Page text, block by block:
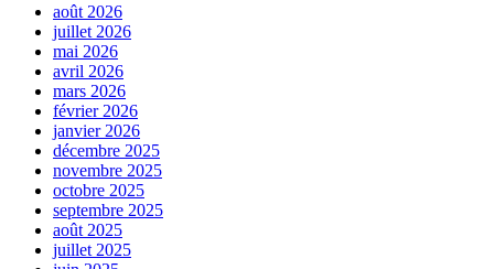
août 2026
juillet 2026
mai 2026
avril 2026
mars 2026
février 2026
janvier 2026
décembre 2025
novembre 2025
octobre 2025
septembre 2025
août 2025
juillet 2025